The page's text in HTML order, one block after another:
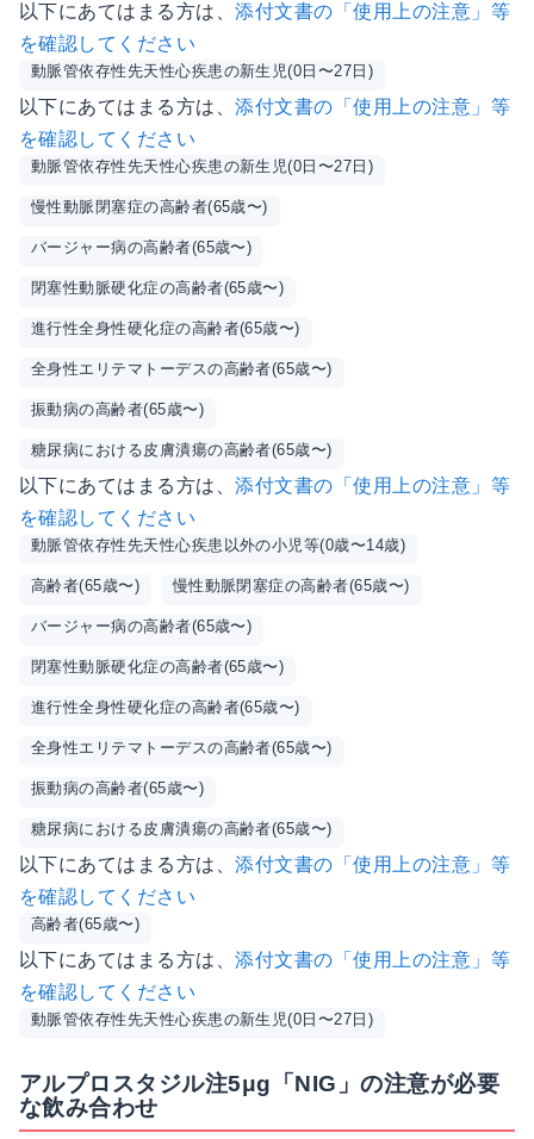
以下にあてはまる方は、添付文書の「使用上の注意」等
を確認してください
動脈管依存性先天性心疾患の新生児(0日〜27日)
以下にあてはまる方は、添付文書の「使用上の注意」等
を確認してください
動脈管依存性先天性心疾患の新生児(0日〜27日)
慢性動脈閉塞症の高齢者(65歳〜)
バージャー病の高齢者(65歳〜)
閉塞性動脈硬化症の高齢者(65歳〜)
進行性全身性硬化症の高齢者(65歳〜)
全身性エリテマトーデスの高齢者(65歳〜)
振動病の高齢者(65歳〜)
糖尿病における皮膚潰瘍の高齢者(65歳〜)
以下にあてはまる方は、添付文書の「使用上の注意」等
を確認してください
動脈管依存性先天性心疾患以外の小児等(0歳〜14歳)
高齢者(65歳〜) 慢性動脈閉塞症の高齢者(65歳〜)
バージャー病の高齢者(65歳〜)
閉塞性動脈硬化症の高齢者(65歳〜)
進行性全身性硬化症の高齢者(65歳〜)
全身性エリテマトーデスの高齢者(65歳〜)
振動病の高齢者(65歳〜)
糖尿病における皮膚潰瘍の高齢者(65歳〜)
以下にあてはまる方は、添付文書の「使用上の注意」等
を確認してください
高齢者(65歳〜)
以下にあてはまる方は、添付文書の「使用上の注意」等
を確認してください
動脈管依存性先天性心疾患の新生児(0日〜27日)
アルプロスタジル注5μg「NIG」の注意が必要
な飲み合わせ